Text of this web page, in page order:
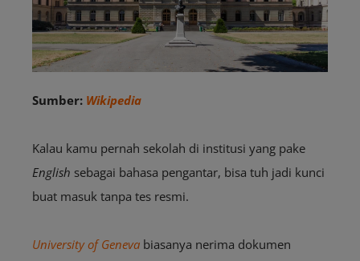
Sumber: Wikipedia
Kalau kamu pernah sekolah di institusi yang pake
English sebagai bahasa pengantar, bisa tuh jadi kunci
buat masuk tanpa tes resmi.
University of Geneva biasanya nerima dokumen